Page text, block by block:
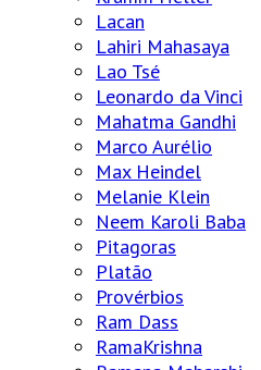
Lacan
Lahiri Mahasaya
Lao Tsé
Leonardo da Vinci
Mahatma Gandhi
Marco Aurélio
Max Heindel
Melanie Klein
Neem Karoli Baba
Pitagoras
Platão
Provérbios
Ram Dass
RamaKrishna